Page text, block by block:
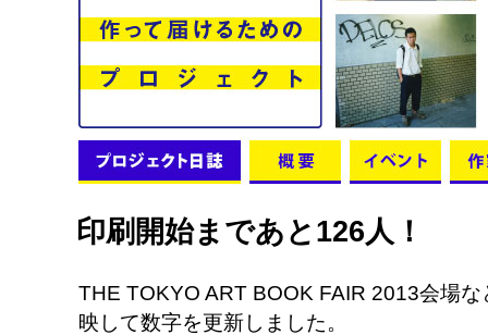
印刷開始まであと126人！
THE TOKYO ART BOOK FAIR 2013会場
映して数字を更新しました。